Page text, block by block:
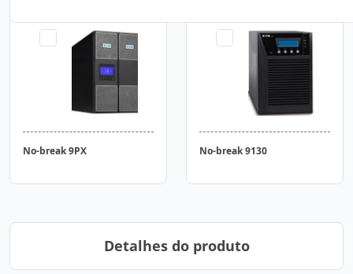
No-break 9PX No-break 9130
Detalhes do produto